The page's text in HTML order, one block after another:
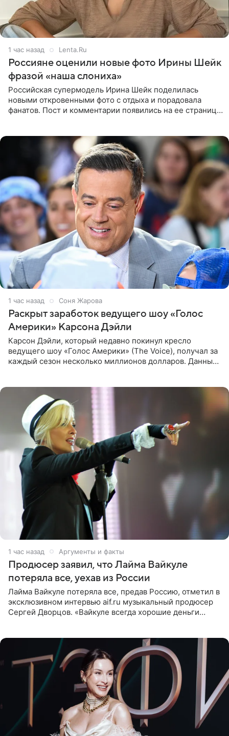
1 час назад Lenta.Ru
Россияне оценили новые фото Ирины Шейк
фразой «наша слониха»
Российская супермодель Ирина Шейк поделилась
новыми откровенными фото с отдыха и порадовала
фанатов. Пост и комментарии появились на ее странице
1 час назад Соня Жарова
Раскрыт заработок ведущего шоу «Голос
Америки» Карсона Дэйли
Карсон Дэйли, который недавно покинул кресло
ведущего шоу «Голос Америки» (The Voice), получал за
каждый сезон несколько миллионов долларов. Данные
1 час назад Аргументы и факты
Продюсер заявил, что Лайма Вайкуле
потеряла все, уехав из России
Лайма Вайкуле потеряла все, предав Россию, отметил в
эксклюзивном интервью aif.ru музыкальный продюсер
Сергей Дворцов. «Вайкуле всегда хорошие деньги